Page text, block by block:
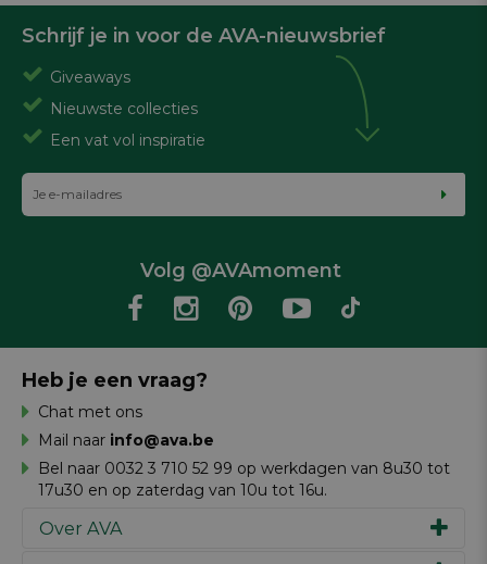
Schrijf je in voor de AVA-nieuwsbrief
Giveaways
Nieuwste collecties
Een vat vol inspiratie
Volg @AVAmoment
Over AVA
Heb je een vraag?
Chat met ons
Mail naar info@ava.be
Bel naar 0032 3 710 52 99 op werkdagen van 8u30 tot
17u30 en op zaterdag van 10u tot 16u.